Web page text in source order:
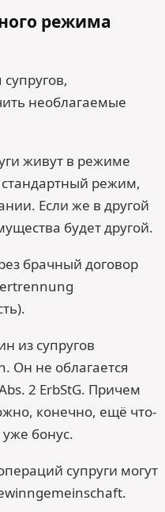
режима
необлагаемые
живут в режиме
режим,
Если же в другой
будет другой.
брачный договор
из супругов
Он не облагается
2 ErbStG. Причем
конечно, ещё что-
уже бонус.
супруги могут